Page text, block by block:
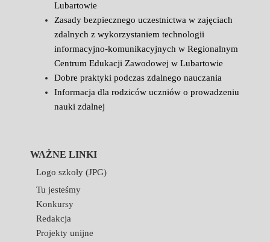
Lubartowie
Zasady bezpiecznego uczestnictwa w zajęciach
zdalnych z wykorzystaniem technologii
informacyjno-komunikacyjnych w Regionalnym
Centrum Edukacji Zawodowej w Lubartowie
Dobre praktyki podczas zdalnego nauczania
Informacja dla rodziców uczniów o prowadzeniu
nauki zdalnej
WAŻNE LINKI
Logo szkoły (JPG)
Tu jesteśmy
Konkursy
Redakcja
Projekty unijne